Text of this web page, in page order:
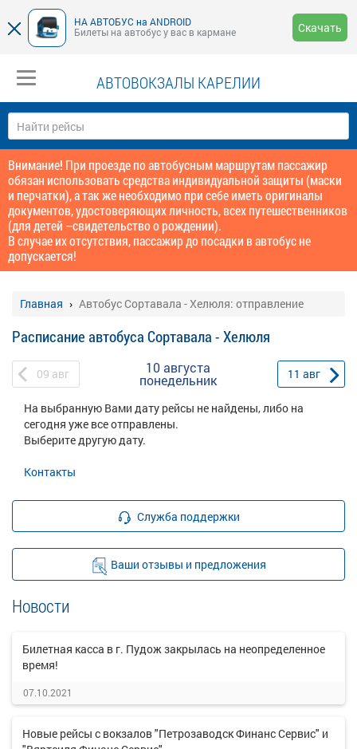
НА АВТОБУС на ANDROID
Билеты на автобус у вас в кармане
Скачать
АВТОВОКЗАЛЫ КАРЕЛИИ
Внимание! При проезде по автобусным маршрутам пассажир
обязан использовать средства индивидуальной защиты (маски
и перчатки), а так же необходимо при себе иметь оригиналы
документов, удостоверяющих личность, всех путешественников
(для детей –свидетельство о рождении).
В случае их отсутствия, пассажир до посадки в автобус не
допускается!
Главная Автобус Сортавала - Хелюля: отправление
Расписание автобуса Сортавала - Хелюля
09 авг 10 августа
понедельник 11 авг
На выбранную Вами дату рейсы не найдены, либо на
сегодня уже все отправлены.
Выберите другую дату.
Контакты
Служба поддержки
Ваши отзывы и предложения
Новости
Билетная касса в г. Пудож закрылась на неопределенное
время!
07.10.2021
Новые рейсы с вокзалов "Петрозаводск Финанс Сервис" и